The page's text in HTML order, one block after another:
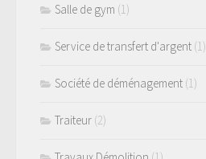
Salle de gym (1)
Service de transfert d'argent (1)
Société de déménagement (1)
Traiteur (2)